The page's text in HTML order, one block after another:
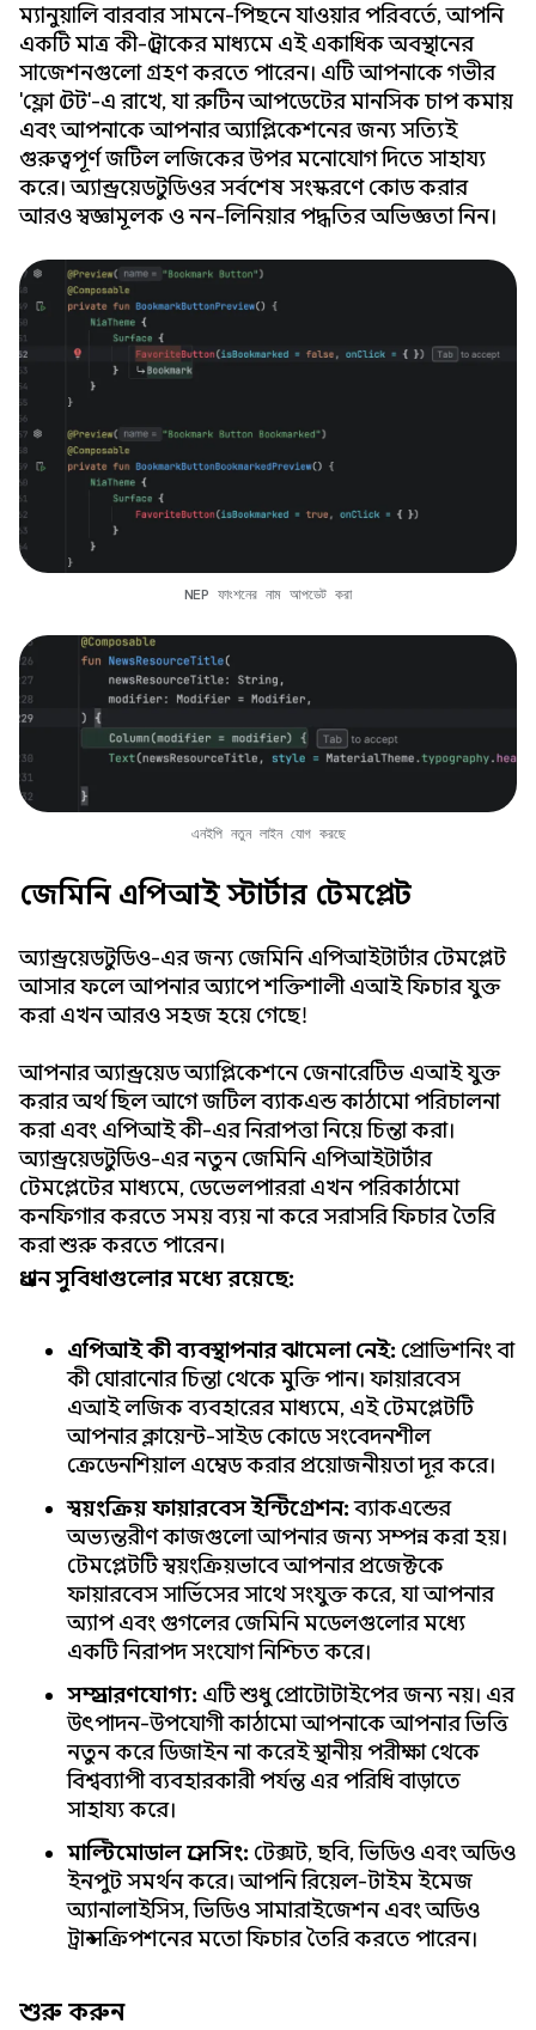
ম্যানুয়ালি বারবার সামনে-পিছনে যাওয়ার পরিবর্তে, আপনি
একটি মাত্র কী-স্ট্রোকের মাধ্যমে এই একাধিক অবস্থানের
সাজেশনগুলো গ্রহণ করতে পারেন। এটি আপনাকে গভীর
'ফ্লো স্টেট'-এ রাখে, যা রুটিন আপডেটের মানসিক চাপ কমায়
এবং আপনাকে আপনার অ্যাপ্লিকেশনের জন্য সত্যিই
গুরুত্বপূর্ণ জটিল লজিকের উপর মনোযোগ দিতে সাহায্য
করে। অ্যান্ড্রয়েড স্টুডিওর সর্বশেষ সংস্করণে কোড করার
আরও স্বজ্ঞামূলক ও নন-লিনিয়ার পদ্ধতির অভিজ্ঞতা নিন।
NEP ফাংশনের নাম আপডেট করা
এনইপি নতুন লাইন যোগ করছে
জেমিনি এপিআই স্টার্টার টেমপ্লেট
অ্যান্ড্রয়েড স্টুডিও-এর জন্য জেমিনি এপিআই স্টার্টার টেমপ্লেট
আসার ফলে আপনার অ্যাপে শক্তিশালী এআই ফিচার যুক্ত
করা এখন আরও সহজ হয়ে গেছে!
আপনার অ্যান্ড্রয়েড অ্যাপ্লিকেশনে জেনারেটিভ এআই যুক্ত
করার অর্থ ছিল আগে জটিল ব্যাকএন্ড কাঠামো পরিচালনা
করা এবং এপিআই কী-এর নিরাপত্তা নিয়ে চিন্তা করা।
অ্যান্ড্রয়েড স্টুডিও-এর নতুন জেমিনি এপিআই স্টার্টার
টেমপ্লেটের মাধ্যমে, ডেভেলপাররা এখন পরিকাঠামো
কনফিগার করতে সময় ব্যয় না করে সরাসরি ফিচার তৈরি
করা শুরু করতে পারেন।
প্রধান সুবিধাগুলোর মধ্যে রয়েছে:
এপিআই কী ব্যবস্থাপনার ঝামেলা নেই: প্রোভিশনিং বা
কী ঘোরানোর চিন্তা থেকে মুক্তি পান। ফায়ারবেস
এআই লজিক ব্যবহারের মাধ্যমে, এই টেমপ্লেটটি
আপনার ক্লায়েন্ট-সাইড কোডে সংবেদনশীল
ক্রেডেনশিয়াল এম্বেড করার প্রয়োজনীয়তা দূর করে।
স্বয়ংক্রিয় ফায়ারবেস ইন্টিগ্রেশন:ব্যাকএন্ডের
অভ্যন্তরীণ কাজগুলো আপনার জন্য সম্পন্ন করা হয়।
টেমপ্লেটটি স্বয়ংক্রিয়ভাবে আপনার প্রজেক্টকে
ফায়ারবেস সার্ভিসের সাথে সংযুক্ত করে, যা আপনার
অ্যাপ এবং গুগলের জেমিনি মডেলগুলোর মধ্যে
একটি নিরাপদ সংযোগ নিশ্চিত করে।
সম্প্রসারণযোগ্য: এটি শুধু প্রোটোটাইপের জন্য নয়। এর
উৎপাদন-উপযোগী কাঠামো আপনাকে আপনার ভিত্তি
নতুন করে ডিজাইন না করেই স্থানীয় পরীক্ষা থেকে
বিশ্বব্যাপী ব্যবহারকারী পর্যন্ত এর পরিধি বাড়াতে
সাহায্য করে।
মাল্টিমোডাল প্রসেসিং: টেক্সট, ছবি, ভিডিও এবং অডিও
ইনপুট সমর্থন করে। আপনি রিয়েল-টাইম ইমেজ
অ্যানালাইসিস, ভিডিও সামারাইজেশন এবং অডিও
ট্রান্সক্রিপশনের মতো ফিচার তৈরি করতে পারেন।
শুরু করুন